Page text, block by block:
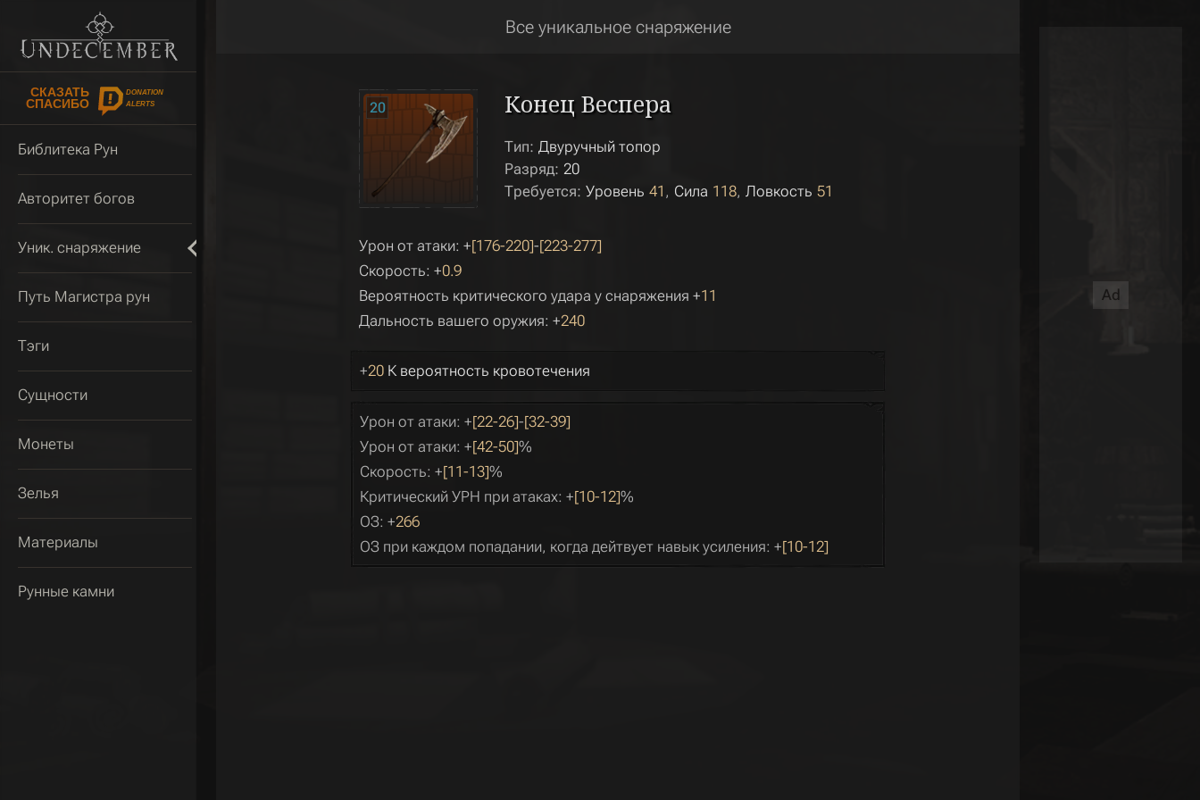
Библитека Рун
Авторитет богов
Уник. снаряжение
Путь Магистра рун
Тэги
Сущности
Монеты
Зелья
Материалы
Рунные камни
СКАЗАТЬ
СПАСИБО
DONATION
ALERTS
Все уникальное снаряжение
20 Конец Веспера
Тип: Двуручный топор
Разряд: 20
Требуется: Уровень 41 Сила 118 Ловкость 51
Урон от атаки: +[176-220]-[223-277]
Скорость: +0.9
Вероятность критического удара у снаряжения +11
Дальность вашего оружия: +240
+20 К вероятность кровотечения
Урон от атаки: +[22-26]-[32-39]
Урон от атаки: +[42-50]%
Скорость: +[11-13]%
Критический УРН при атаках: +[10-12]%
ОЗ: +266
ОЗ при каждом попадании, когда дейтвует навык усиления: +[10-12]